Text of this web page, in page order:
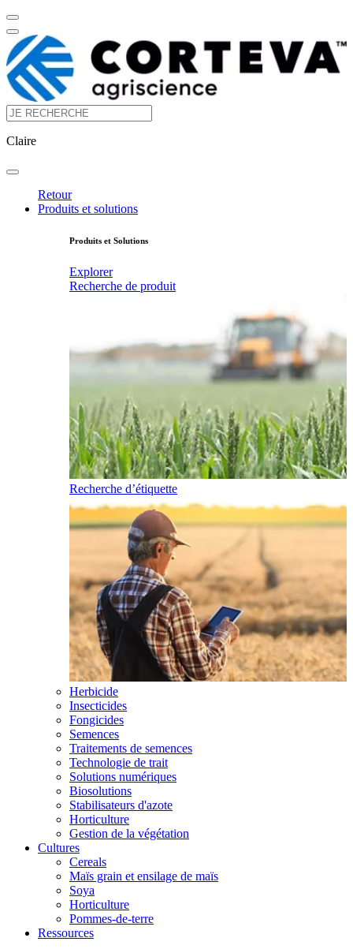
Claire
Retour
Produits et solutions
Produits et Solutions
Explorer
Recherche de produit
Recherche d’étiquette
Herbicide
Insecticides
Fongicides
Semences
Traitements de semences
Technologie de trait
Solutions numériques
Biosolutions
Stabilisateurs d'azote
Horticulture
Gestion de la végétation
Cultures
Cereals
Maïs grain et ensilage de maïs
Soya
Horticulture
Pommes-de-terre
Ressources